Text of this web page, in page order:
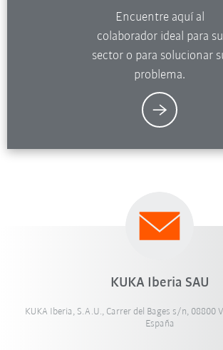
Encuentre aquí al
colaborador ideal para su
sector o para solucionar
problema.
KUKA Iberia SAU
KUKA Iberia, S.A.U., Carrer del Bages s/n, 08800
España